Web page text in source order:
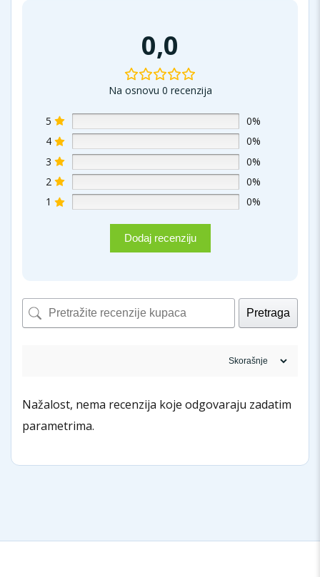
0,0
Na osnovu 0 recenzija
5
0%
4
0%
3
0%
2
0%
1
0%
Dodaj recenziju
Pretraga
Nažalost, nema recenzija koje odgovaraju zadatim
parametrima.